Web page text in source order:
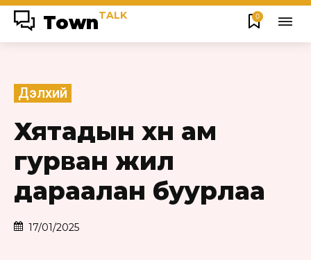
TownTALK 0
Дэлхий
Хятадын хүн ам
гурван жил
дараалан буурлаа
17/01/2025